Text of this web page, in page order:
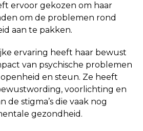
ervoor gekozen om haar
om de problemen rond
aan te pakken.
ervaring heeft haar bewust
van psychische problemen
en steun. Ze heeft
voorlichting en
de stigma’s die vaak nog
gezondheid.